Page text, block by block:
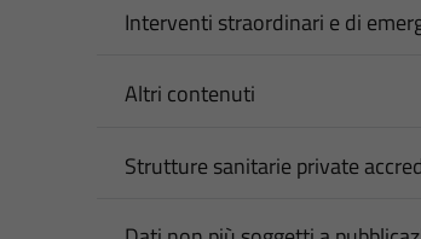
Interventi straordinari e di
Altri contenuti
Strutture sanitarie private